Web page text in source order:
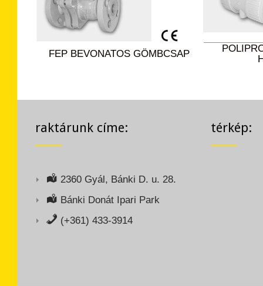
FEP BEVONATOS GÖMBCSAP
raktárunk címe:
2360 Gyál, Bánki D. u. 28.
Bánki Donát Ipari Park
(+361) 433-3914
térkép: